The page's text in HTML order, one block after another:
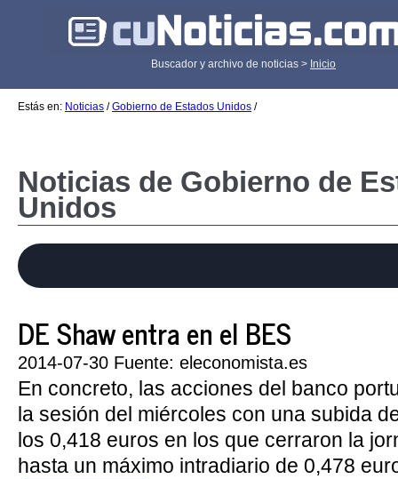
Buscador y archivo de noticias > Inicio
Estás en: Noticias /Gobierno de Estados Unidos /
Noticias de Gobierno de
Unidos
DE Shaw entra en el BES
2014-07-30 Fuente: eleconomista.es
En concreto, las acciones del banco
la sesión del miércoles con una subida
los 0,418 euros en los que cerraron la
hasta un máximo intradiario de 0,478